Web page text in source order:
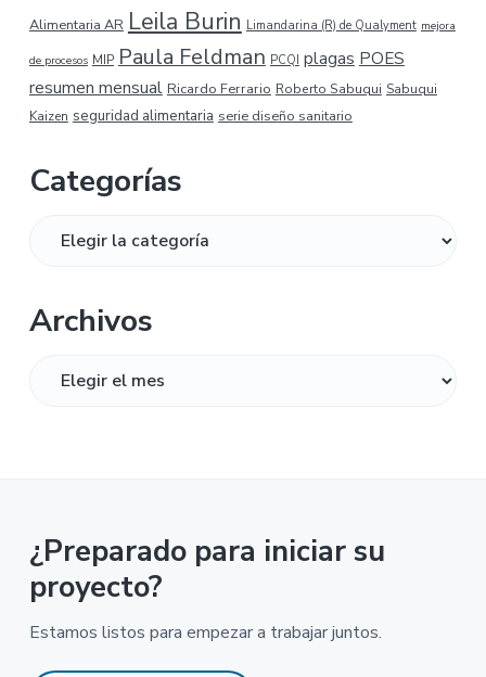
Alimentaria AR Leila Burin Limandarina (R) de Qualyment mejora
de procesos MIP Paula Feldman PCQI plagas POES
resumen mensual Ricardo Ferrario Roberto Sabuqui Sabuqui
Kaizen seguridad alimentaria serie diseño sanitario
Categorías
Archivos
¿Preparado para iniciar su
proyecto?
Estamos listos para empezar a trabajar juntos.